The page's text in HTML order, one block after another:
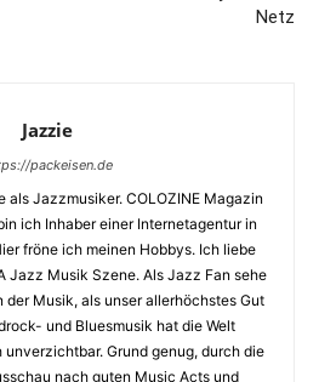
Netz
Jazzie
packeisen.de
Jazzmusiker. COLOZINE Magazin
ich Inhaber einer Internetagentur in
fröne ich meinen Hobbys. Ich liebe
Jazz Musik Szene. Als Jazz Fan sehe
der Musik, als unser allerhöchstes Gut
und Bluesmusik hat die Welt
Grund genug, durch die
nach guten Music Acts und